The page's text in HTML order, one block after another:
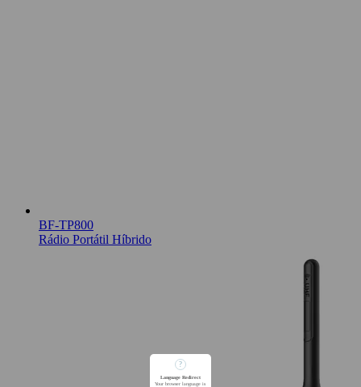
BF-TP800
Rádio Portátil Híbrido
?
Language Redirect
Your browser language is